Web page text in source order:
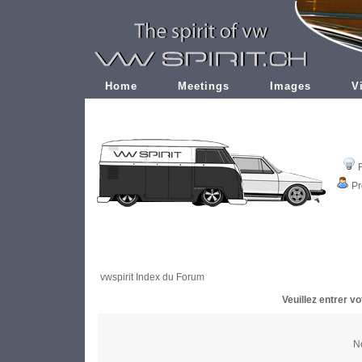
Home Meetings Images
vwspirit Index du Forum
Veuillez entrer